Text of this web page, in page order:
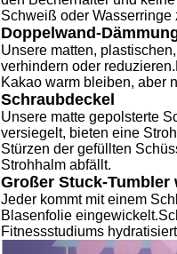
Schweiß oder
Doppelwand-
Unsere matten,
verhindern oder
Kakao warm bleiben, aber
Schraubdeckel
Unsere matte gepolsterte
versiegelt, bieten eine
Stürzen der gefüllten
Strohhalm abfällt.
Großer Stuck-Tumbler
Jeder kommt mit einem
Blasenfolie
Fitnessstudiums